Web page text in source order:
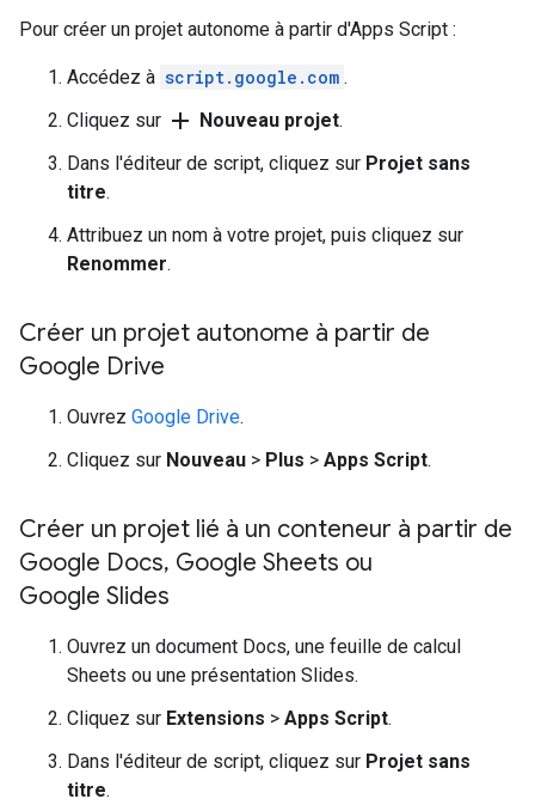
Pour créer un projet autonome à partir d'Apps Script :
Accédez à script.google.com .
Cliquez sur add Nouveau projet.
Dans l'éditeur de script, cliquez sur Projet sans
titre.
Attribuez un nom à votre projet, puis cliquez sur
Renommer.
Créer un projet autonome à partir de
Google Drive
Ouvrez Google Drive.
Cliquez sur Nouveau > Plus > Apps Script.
Créer un projet lié à un conteneur à partir de
Google Docs, Google Sheets ou
Google Slides
Ouvrez un document Docs, une feuille de calcul
Sheets ou une présentation Slides.
Cliquez sur Extensions > Apps Script.
Dans l'éditeur de script, cliquez sur Projet sans
titre.